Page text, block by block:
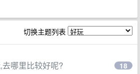
切换主题列表
哪里比较好呢? 18